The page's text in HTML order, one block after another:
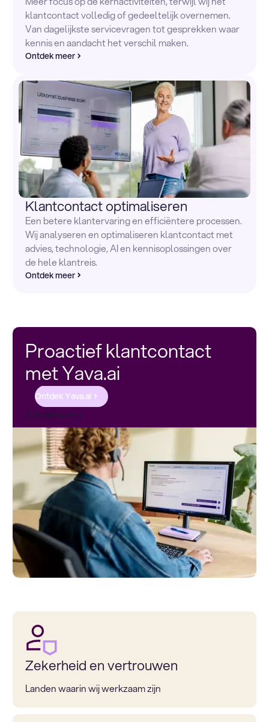
klantcontact volledig of gedeeltelijk overnemen.
Van dagelijkste servicevragen tot gesprekken waar
kennis en aandacht het verschil maken.
Ontdek meer
Klantcontact optimaliseren
Een betere klantervaring en efficiëntere processen.
Wij analyseren en optimaliseren klantcontact met
advies, technologie, AI en kennisoplossingen over
de hele klantreis.
Ontdek meer
Proactief klantcontact
met Yava.ai
Ontdek Yava.ai
Alle diensten
Zekerheid en vertrouwen
Landen waarin wij werkzaam zijn